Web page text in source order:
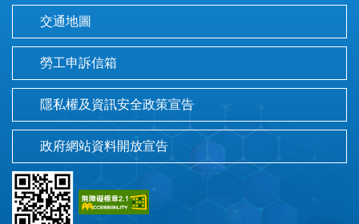
交通地圖
勞工申訴信箱
隱私權及資訊安全政策宣告
政府網站資料開放宣告